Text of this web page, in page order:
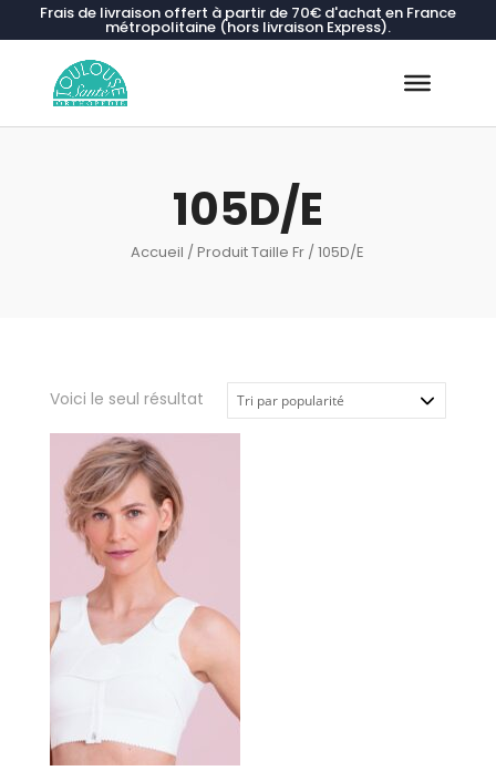
Frais de livraison offert à partir de 70€ d'achat en France
métropolitaine (hors livraison Express).
105D/E
Accueil / Produit Taille Fr / 105D/E
Voici le seul résultat